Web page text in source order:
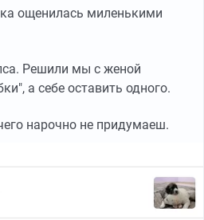
ощенилась миленькими
Решили мы с женой
а себе оставить одного.
нарочно не придумаеш.